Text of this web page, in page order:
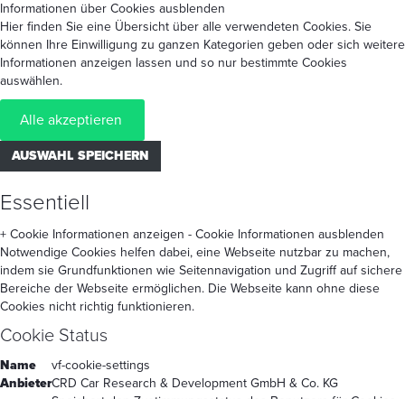
Informationen über Cookies ausblenden
Hier finden Sie eine Übersicht über alle verwendeten Cookies. Sie
können Ihre Einwilligung zu ganzen Kategorien geben oder sich weitere
Informationen anzeigen lassen und so nur bestimmte Cookies
auswählen.
Alle akzeptieren
AUSWAHL SPEICHERN
Essentiell
+ Cookie Informationen anzeigen - Cookie Informationen ausblenden
Notwendige Cookies helfen dabei, eine Webseite nutzbar zu machen,
indem sie Grundfunktionen wie Seitennavigation und Zugriff auf sichere
Bereiche der Webseite ermöglichen. Die Webseite kann ohne diese
Cookies nicht richtig funktionieren.
Cookie Status
Name
vf-cookie-settings
AnbieterCRD Car Research & Development GmbH & Co. KG